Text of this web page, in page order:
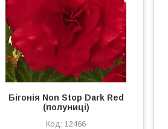
Бігонія Non Stop Dark Red
(полуниці)
12466